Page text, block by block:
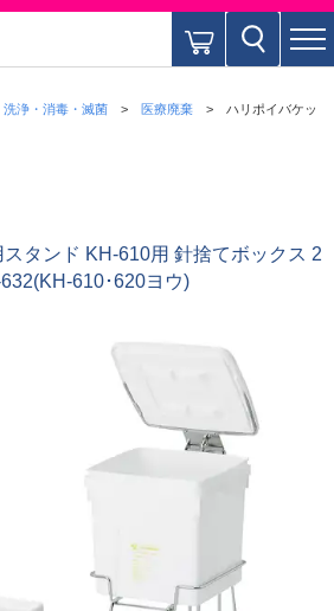
洗浄・消毒・滅菌 医療廃棄 ハリポイバケッ
タンド KH-610用 針捨てボックス 2
610･620ヨウ)